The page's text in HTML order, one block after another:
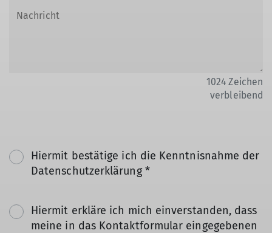
1024 Zeichen
verbleibend
Hiermit bestätige ich die Kenntnisnahme der
Datenschutzerklärung *
Hiermit erkläre ich mich einverstanden, dass
meine in das Kontaktformular eingegebenen